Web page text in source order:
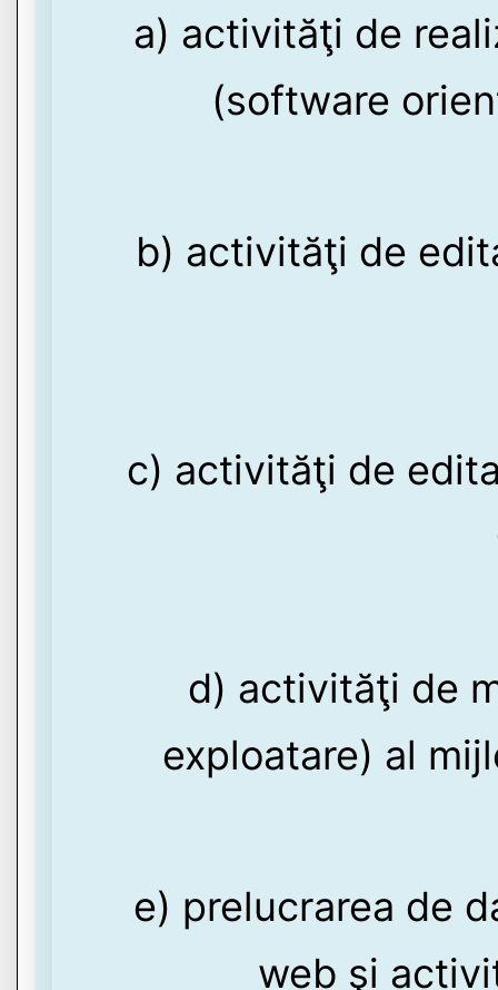
a) activităţi de
(software
b) activităţi de
c) activităţi de
d) activităţi de
exploatare) al
e) prelucrarea de
web şi